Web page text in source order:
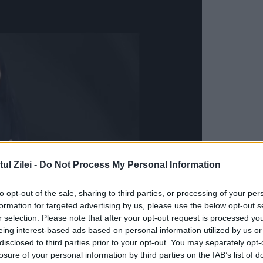
Zilei - Do Not Process My Personal Information
opt-out of the sale, sharing to third parties, or processing of your
for targeted advertising by us, please use the below opt-out
selection. Please note that after your opt-out request is processed
interest-based ads based on personal information utilized by us
to third parties prior to your opt-out. You may separately
of your personal information by third parties on the IAB’s list of
loc logodna mica (semnlu njicu, bâşearea).